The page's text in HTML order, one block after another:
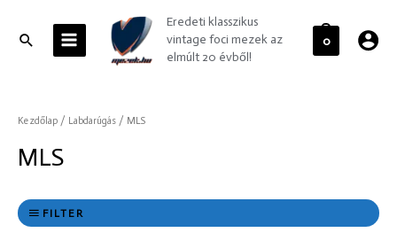
contentSearchMENU
Eredeti klasszikus
vintage foci mezek az
elmúlt 20 évből!
0
Kezdőlap / Labdarúgás / MLS
MLS
FILTER